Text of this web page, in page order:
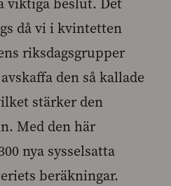
viktiga beslut. Det
då vi i kvintetten
riksdagsgrupper
den så kallade
stärker den
Med den här
nya sysselsatta
beräkningar.